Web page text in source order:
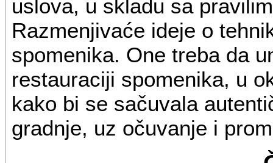
uslova, u skladu sa
Razmenjivaće ideje o
spomenika. One treba da
restauraciji spomenika, u
kako bi se sačuvala
gradnje, uz očuvanje i